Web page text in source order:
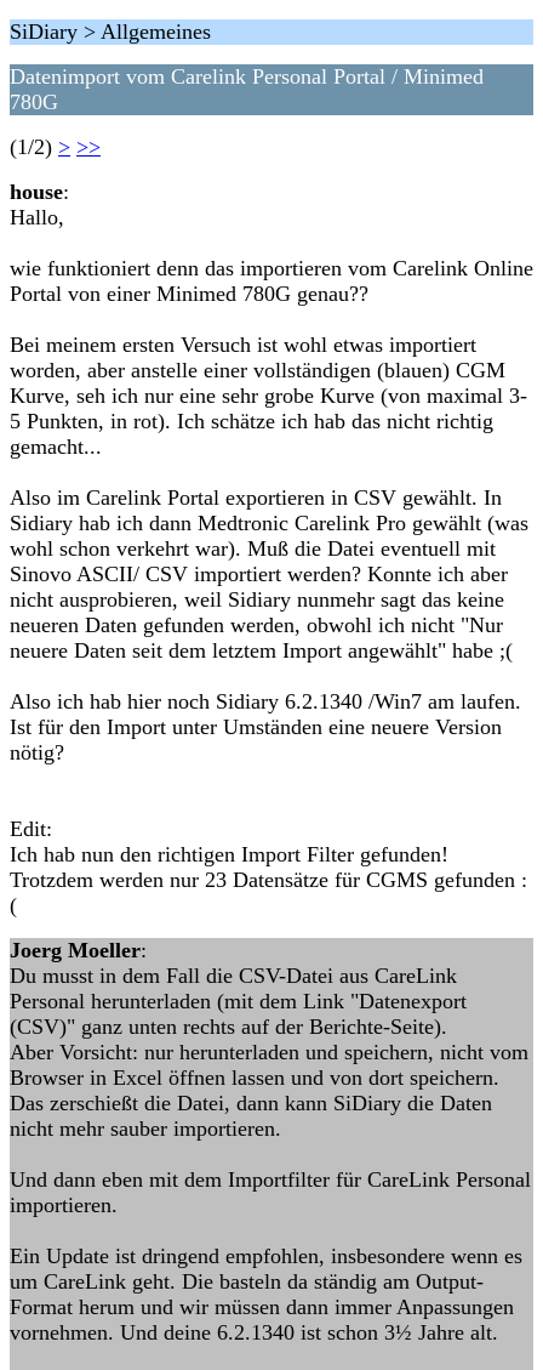
SiDiary > Allgemeines
Datenimport vom Carelink Personal Portal / Minimed
780G
(1/2) > >>
house:
Hallo,
wie funktioniert denn das importieren vom Carelink Online
Portal von einer Minimed 780G genau??
Bei meinem ersten Versuch ist wohl etwas importiert
worden, aber anstelle einer vollständigen (blauen) CGM
Kurve, seh ich nur eine sehr grobe Kurve (von maximal 3-
5 Punkten, in rot). Ich schätze ich hab das nicht richtig
gemacht...
Also im Carelink Portal exportieren in CSV gewählt. In
Sidiary hab ich dann Medtronic Carelink Pro gewählt (was
wohl schon verkehrt war). Muß die Datei eventuell mit
Sinovo ASCII/ CSV importiert werden? Konnte ich aber
nicht ausprobieren, weil Sidiary nunmehr sagt das keine
neueren Daten gefunden werden, obwohl ich nicht "Nur
neuere Daten seit dem letztem Import angewählt" habe ;(
Also ich hab hier noch Sidiary 6.2.1340 /Win7 am laufen.
Ist für den Import unter Umständen eine neuere Version
nötig?
Edit:
Ich hab nun den richtigen Import Filter gefunden!
Trotzdem werden nur 23 Datensätze für CGMS gefunden :
(
Joerg Moeller:
Du musst in dem Fall die CSV-Datei aus CareLink
Personal herunterladen (mit dem Link "Datenexport
(CSV)" ganz unten rechts auf der Berichte-Seite).
Aber Vorsicht: nur herunterladen und speichern, nicht vom
Browser in Excel öffnen lassen und von dort speichern.
Das zerschießt die Datei, dann kann SiDiary die Daten
nicht mehr sauber importieren.
Und dann eben mit dem Importfilter für CareLink Personal
importieren.
Ein Update ist dringend empfohlen, insbesondere wenn es
um CareLink geht. Die basteln da ständig am Output-
Format herum und wir müssen dann immer Anpassungen
vornehmen. Und deine 6.2.1340 ist schon 3½ Jahre alt.